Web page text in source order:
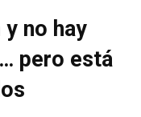
no hay
pero está